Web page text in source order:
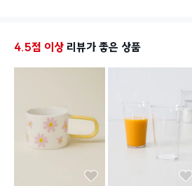
4.5점 이상 리뷰가 좋은 상품